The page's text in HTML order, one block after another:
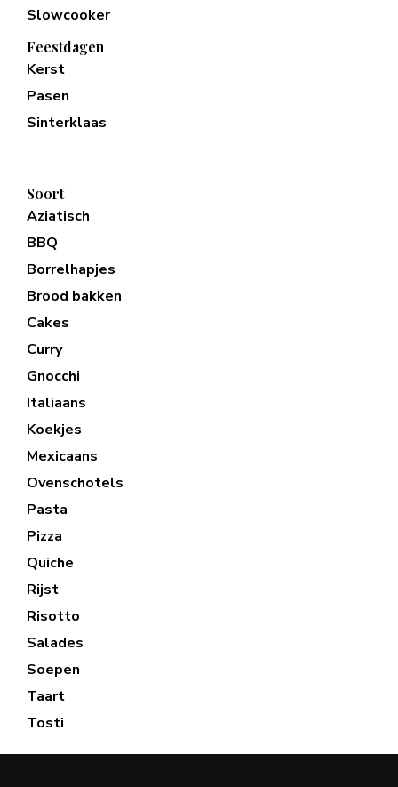
Slowcooker
Feestdagen
Kerst
Pasen
Sinterklaas
Soort
Aziatisch
BBQ
Borrelhapjes
Brood bakken
Cakes
Curry
Gnocchi
Italiaans
Koekjes
Mexicaans
Ovenschotels
Pasta
Pizza
Quiche
Rijst
Risotto
Salades
Soepen
Taart
Tosti